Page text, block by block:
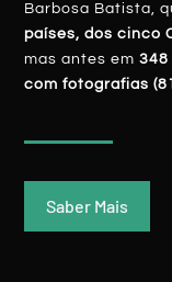
Filipinas:
Incríveis
Rui Batista
Barbosa Batista,
países, dos cinco
mas antes em348
com fotografias
Saber Mais